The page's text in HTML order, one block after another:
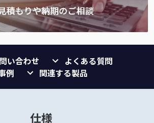
い合わせ
よくある質問
例
関連する製品
仕様